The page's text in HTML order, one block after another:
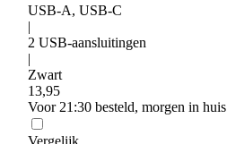
USB-A, USB-C
|
2 USB-aansluitingen
|
Zwart
13,95
Voor 21:30 besteld, morgen in huis
Vergelijk